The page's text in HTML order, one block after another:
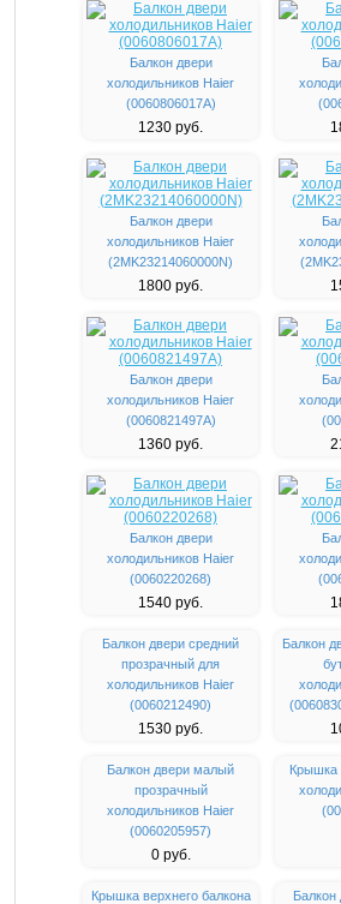
Балкон двери
холодильников Haier
(0060806017A)
1230 руб.
Балкон двери
холодильников Haier
(2MK23214060000N)
1800 руб.
Балкон двери
холодильников Haier
(0060821497A)
1360 руб.
Балкон двери
холодильников Haier
(0060220268)
1540 руб.
Балкон двери средний
прозрачный для
холодильников Haier
(0060212490)
1530 руб.
Балкон
Балкон двери малый
прозрачный
холодильников Haier
(0060205957)
0 руб.
Крышка
Крышка верхнего балкона
Балкон